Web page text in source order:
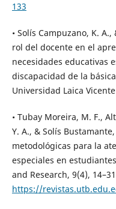
133
• Solís Campuzano, K.
rol del docente en el
necesidades educativas
discapacidad de la
Universidad Laica
• Tubay Moreira, M. F.,
Y. A., & Solís
metodológicas para la
especiales en
and Research, 9(4),
https://